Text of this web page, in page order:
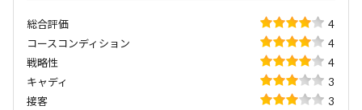
総合評価
4
コースコンディション
4
戦略性
4
キャディ
3
接客
3